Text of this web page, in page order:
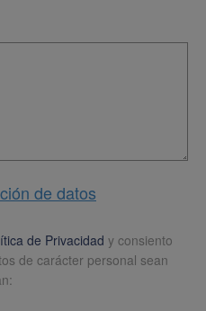
de datos
de Privacidad y consiento
de carácter personal sean